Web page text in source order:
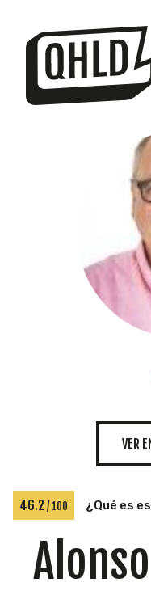
VER
46.2 / 100 ¿Qué es